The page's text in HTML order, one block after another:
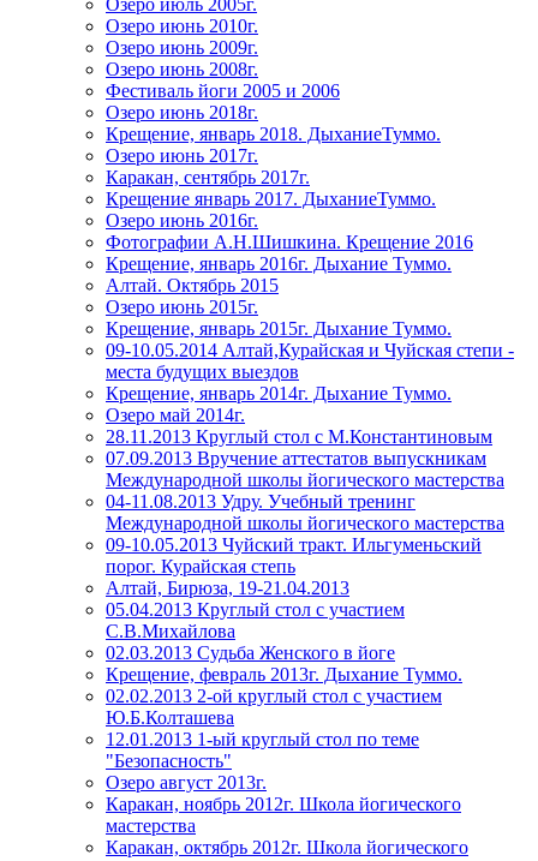
Озеро июль 2005г.
Озеро июнь 2010г.
Озеро июнь 2009г.
Озеро июнь 2008г.
Фестиваль йоги 2005 и 2006
Озеро июнь 2018г.
Крещение, январь 2018. ДыханиеТуммо.
Озеро июнь 2017г.
Каракан, сентябрь 2017г.
Крещение январь 2017. ДыханиеТуммо.
Озеро июнь 2016г.
Фотографии А.Н.Шишкина. Крещение 2016
Крещение, январь 2016г. Дыхание Туммо.
Алтай. Октябрь 2015
Озеро июнь 2015г.
Крещение, январь 2015г. Дыхание Туммо.
09-10.05.2014 Алтай,Курайская и Чуйская степи -
места будущих выездов
Крещение, январь 2014г. Дыхание Туммо.
Озеро май 2014г.
28.11.2013 Круглый стол с М.Константиновым
07.09.2013 Вручение аттестатов выпускникам
Международной школы йогического мастерства
04-11.08.2013 Удру. Учебный тренинг
Международной школы йогического мастерства
09-10.05.2013 Чуйский тракт. Ильгуменьский
порог. Курайская степь
Алтай, Бирюза, 19-21.04.2013
05.04.2013 Круглый стол с участием
С.В.Михайлова
02.03.2013 Судьба Женского в йоге
Крещение, февраль 2013г. Дыхание Туммо.
02.02.2013 2-ой круглый стол с участием
Ю.Б.Колташева
12.01.2013 1-ый круглый стол по теме
"Безопасность"
Озеро август 2013г.
Каракан, ноябрь 2012г. Школа йогического
мастерства
Каракан, октябрь 2012г. Школа йогического